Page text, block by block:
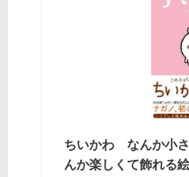
ちいかわ なんか小
んか楽しくて飾れる